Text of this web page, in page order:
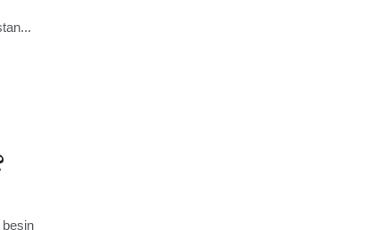
besin